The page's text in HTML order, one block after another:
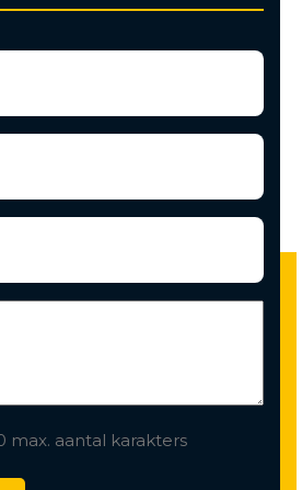
max. aantal karakters